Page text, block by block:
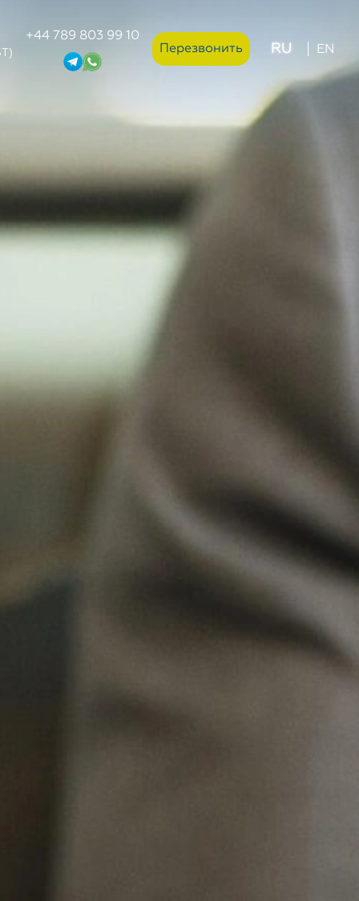
+44 789 803 99 10
Перезвонить
RU EN